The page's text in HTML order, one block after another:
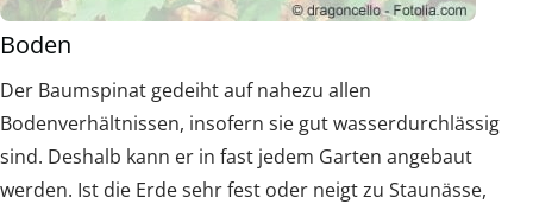
Boden
Der Baumspinat gedeiht auf nahezu allen
Bodenverhältnissen, insofern sie gut wasserdurchlässig
sind. Deshalb kann er in fast jedem Garten angebaut
werden. Ist die Erde sehr fest oder neigt zu Staunässe,